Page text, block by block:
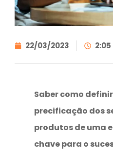
22/03/2023
Saber como
precificação dos
produtos de uma
chave para o